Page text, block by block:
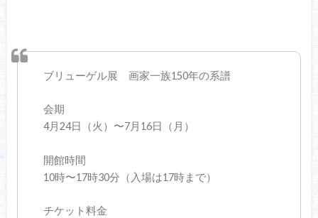
ブリューゲル展 画家一族150年の系譜
会期
4月24日（火）〜7月16日（月）
開館時間
10時〜17時30分（入場は17時まで）
チケット料金